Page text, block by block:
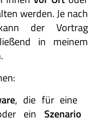
werden. Je nach
der Vortrag
in meinem
, die für eine
ein Szenario